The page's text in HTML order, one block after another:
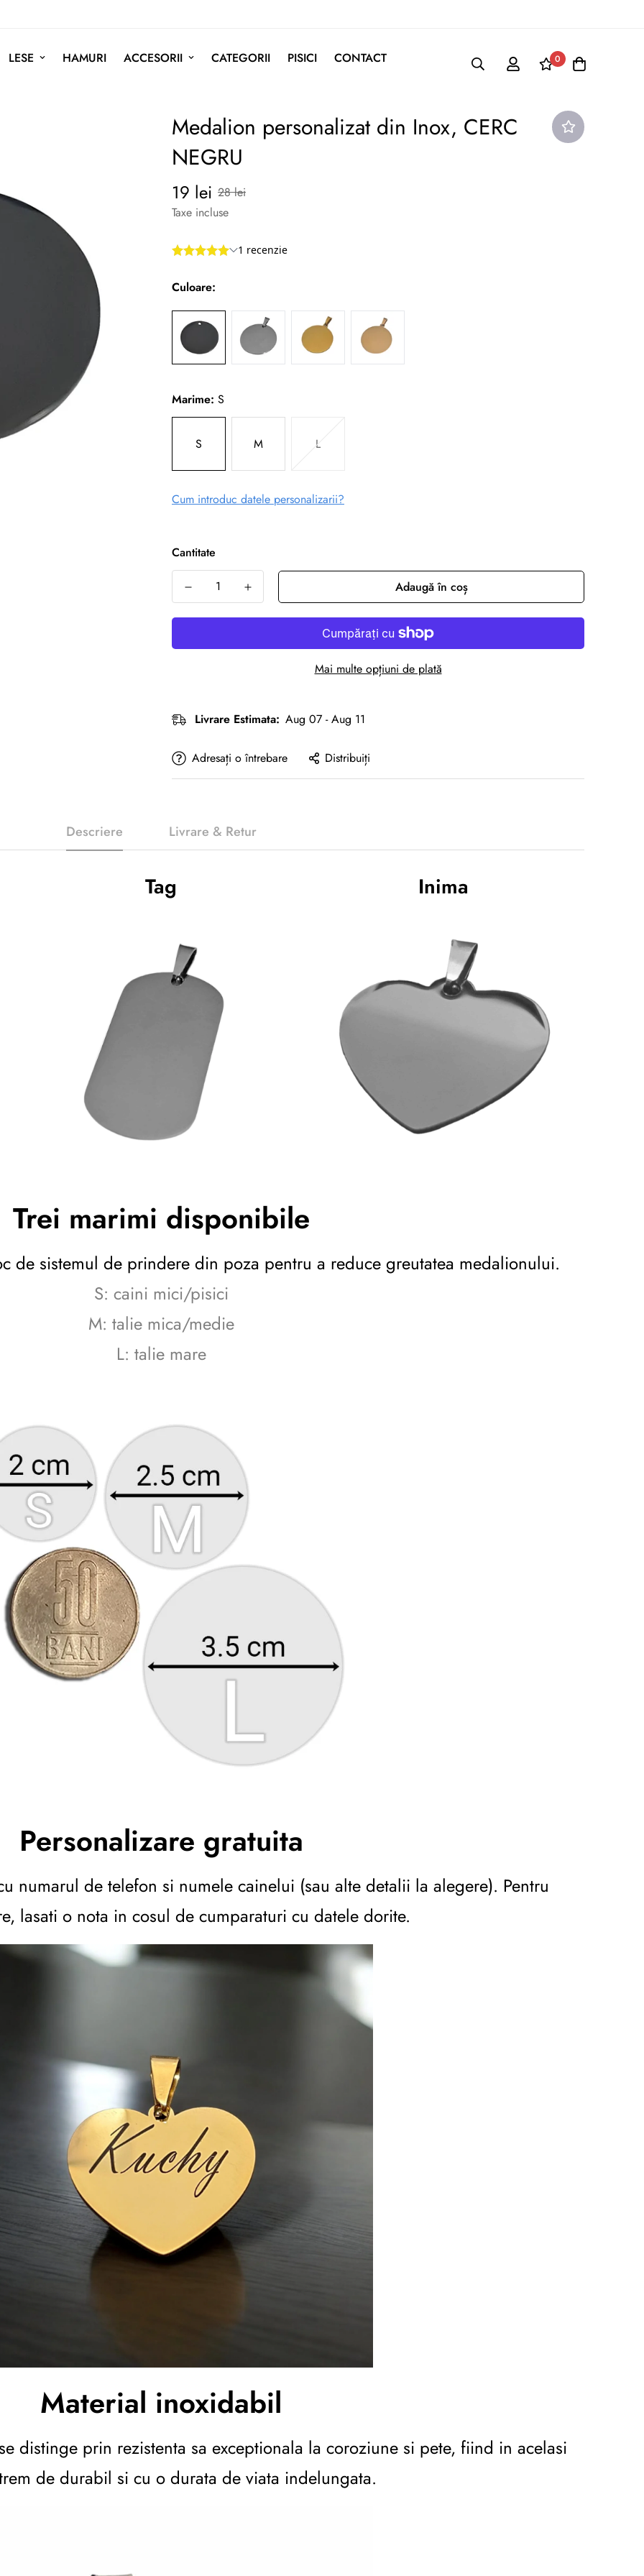
LESE HAMURI ACCESORII CATEGORII PISICI CONTACT 0
Medalion personalizat din Inox, CERC
NEGRU
Preț
redus
19 lei
Preț
normal
28 lei
Taxe incluse
Culoare:
Marime: S
S M L
Cum introduc datele personalizarii?
Cantitate
Adaugă în coș
Mai multe opțiuni de plată
Livrare Estimata: Aug 07 - Aug 11
Adresați o întrebare Distribuiți
Descriere Livrare & Retur
Tag Inima
Trei marimi disponibile
de sistemul de prindere din poza pentru a reduce greutatea medalionului.
S: caini mici/pisici
M: talie mica/medie
L: talie mare
Personalizare gratuita
numarul de telefon si numele cainelui (sau alte detalii la alegere). Pentru
lasati o nota in cosul de cumparaturi cu datele dorite.
Material inoxidabil
distinge prin rezistenta sa exceptionala la coroziune si pete, fiind in acelasi
de durabil si cu o durata de viata indelungata.